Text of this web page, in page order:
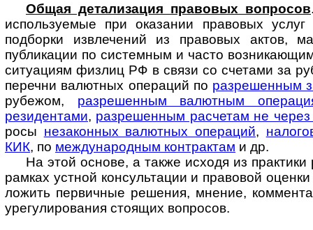
Общая детализация правовых вопросов
исполь­зуемые при оказании право­вых услуг
подборки извле­чений из правовых актов,
публи­кации по систем­ным и часто
ситу­ациям физлиц РФ в связи со счетами за
перечни валютных операций по разре­шенным
рубежом, разре­шенным валют­ным
резиден­тами, разре­шенным рас­четам не
росы неза­конных валют­ных опера­ций,
КИК, по междуна­родным конт­рактам и др.
На этой основе, а также исходя из
рамках устной консуль­тации и право­вой
ложить первич­ные решения, мнение,
уре­гу­ли­рования стоящих вопросов.